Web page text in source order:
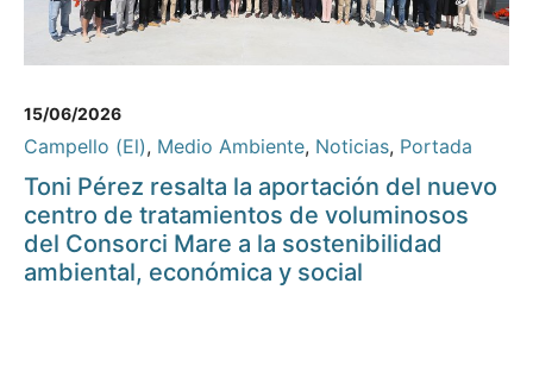
15/06/2026
Campello (El), Medio Ambiente, Noticias, Portada
Toni Pérez resalta la aportación del nuevo
centro de tratamientos de voluminosos
del Consorci Mare a la sostenibilidad
ambiental, económica y social